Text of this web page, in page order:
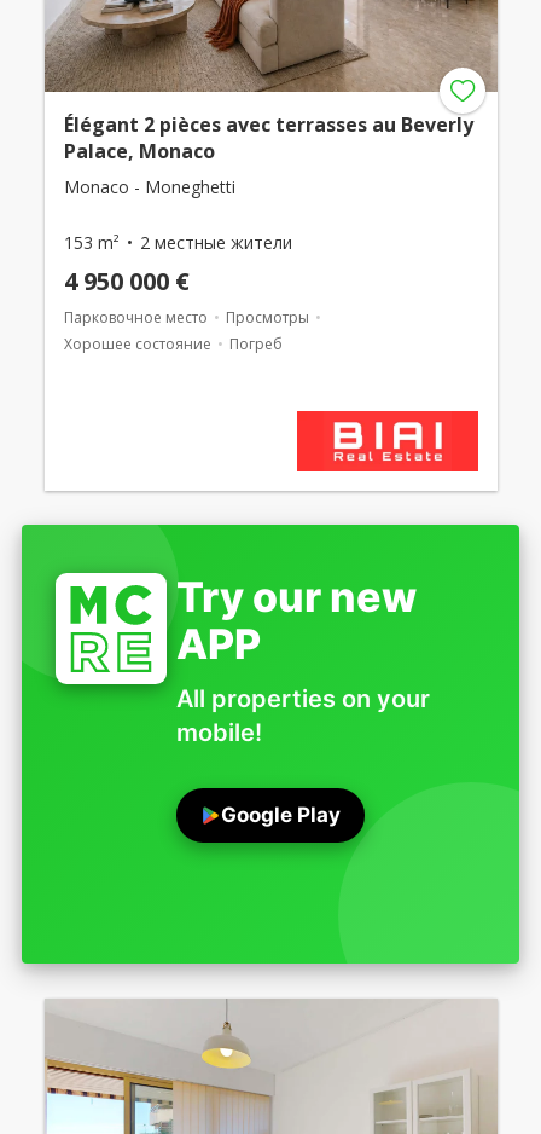
Élégant 2 pièces avec terrasses au Beverly
Palace, Monaco
Monaco - Moneghetti
153 m² 2 местные жители
4 950 000 €
Парковочное место
Просмотры
Хорошее состояние
Погреб
Try our new
APP
All properties on your
mobile!
Google Play